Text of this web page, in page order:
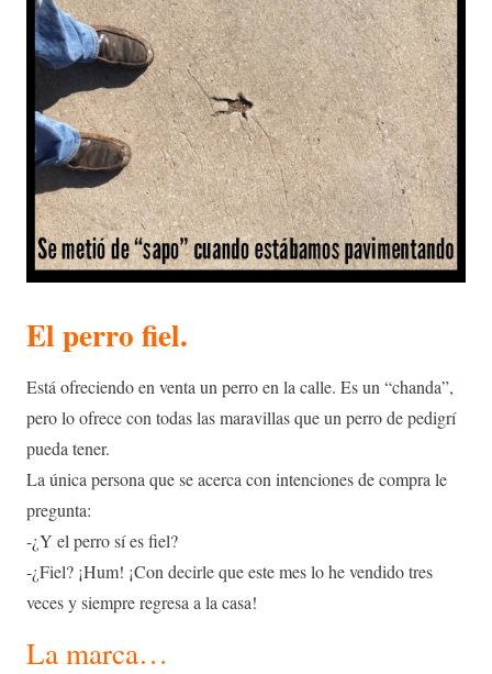
El perro fiel.
Está ofreciendo en venta un perro en la calle. Es un “chanda”,
pero lo ofrece con todas las maravillas que un perro de pedigrí
pueda tener.
La única persona que se acerca con intenciones de compra le
pregunta:
-¿Y el perro sí es fiel?
-¿Fiel? ¡Hum! ¡Con decirle que este mes lo he vendido tres
veces y siempre regresa a la casa!
La marca…